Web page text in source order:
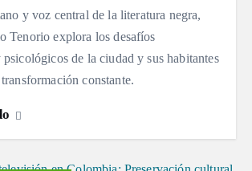
y voz central de la literatura negra,
Tenorio explora los desafíos
psicológicos de la ciudad y sus habitantes
constante.